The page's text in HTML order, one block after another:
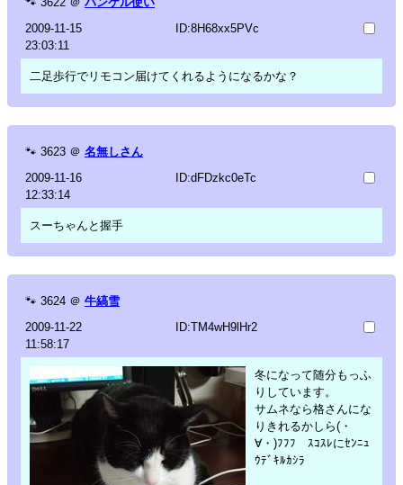
2009-11-15
23:03:11
ID:8H68xx5PVc
二足歩行でリモコン届けてくれるようになるかな？
🐾 3623 ＠ 名無しさん
2009-11-16
12:33:14
ID:dFDzkc0eTc
スーちゃんと握手
🐾 3624 ＠ 牛縞雪
2009-11-22
11:58:17
ID:TM4wH9lHr2
冬になって随分もっふ
りしています。
サムネなら格さんにな
りきれるかしら(・
∀・)ﾌﾌﾌ ｽｺｽﾚにｾﾝﾆｭ
ｳﾃﾞｷﾙｶｼﾗ